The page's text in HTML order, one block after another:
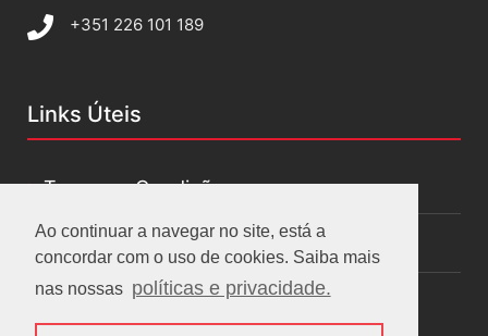
Ao continuar a navegar no site, está a
concordar com o uso de cookies. Saiba mais
nas nossas políticas e privacidade.
+351 226 101 189
Links Úteis
Termos e Condições
Políticas de privacidade